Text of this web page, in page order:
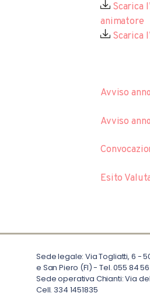
Scarica
animatore
Scarica
Avviso
Avviso
Esito
Sede legale: Via Togliatti, 6 -
e San Piero (FI) - Tel. 055 84
Sede operativa Chianti: Via
Cell. 334 1451835